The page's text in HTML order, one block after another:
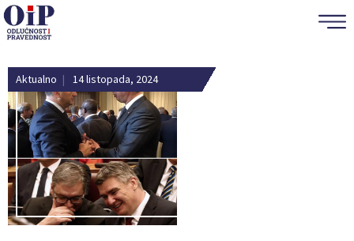
Aktualno | 14 listopada, 2024